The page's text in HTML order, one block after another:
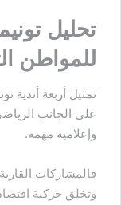
تحليل
للمواطن
تمثيل أربعة أندية
على الجانب
وإعلامية مهمة.
فالمشاركات
وتخلق حركية